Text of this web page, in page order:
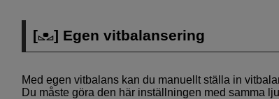
[ ] Egen vitbalansering
Med egen vitbalans kan du manuellt ställa in
Du måste göra den här inställningen med samma